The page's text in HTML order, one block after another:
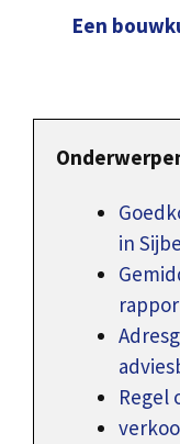
Een
in
Regel